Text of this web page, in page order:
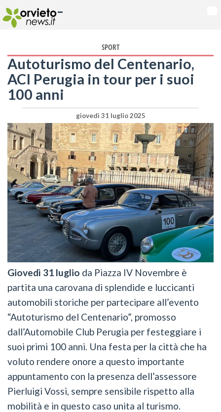
-
SPORT
Autoturismo del Centenario,
ACI Perugia in tour per i suoi
100 anni
giovedì 31 luglio 2025
Giovedì 31 luglio da Piazza IV Novembre è
partita una carovana di splendide e luccicanti
automobili storiche per partecipare all’evento
“Autoturismo del Centenario”, promosso
dall’Automobile Club Perugia per festeggiare i
suoi primi 100 anni. Una festa per la città che ha
voluto rendere onore a questo importante
appuntamento con la presenza dell’assessore
Pierluigi Vossi, sempre sensibile rispetto alla
mobilità e in questo caso unita al turismo.